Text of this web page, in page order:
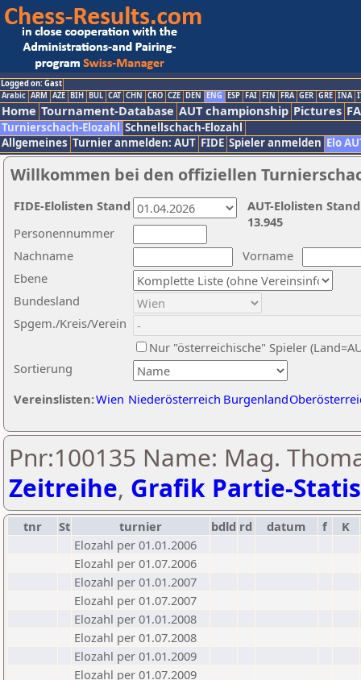
Logged on: Gast
Arabic ARM AZE BIH BUL CAT CHN CRO CZE DEN ENG ESP FAI FIN FRA GER GRE INA
Home Tournament-Database AUT championship Pictures
Turnierschach-Elozahl Schnellschach-Elozahl
Allgemeines Turnier anmelden: AUT FIDE Spieler anmelden Elo
Willkommen bei den offiziellen
Nachname
Vorname
Ebene
Sortierung
Personennummer
Bundesland
Spgem./Kreis/Verein
Nur "österreichische" Spieler
Vereinslisten:Wien Niederösterreich Burgenland
AUT-Elolisten
13.945
FIDE-Elolisten Stand
Pnr:100135 Name: Mag.
Zeitreihe, Grafik Partie-
tnr St turnier bdld rd datum f
K
Elozahl per 01.01.2006
Elozahl per 01.07.2006
Elozahl per 01.01.2007
Elozahl per 01.07.2007
Elozahl per 01.01.2008
Elozahl per 01.07.2008
Elozahl per 01.01.2009
Elozahl per 01.07.2009